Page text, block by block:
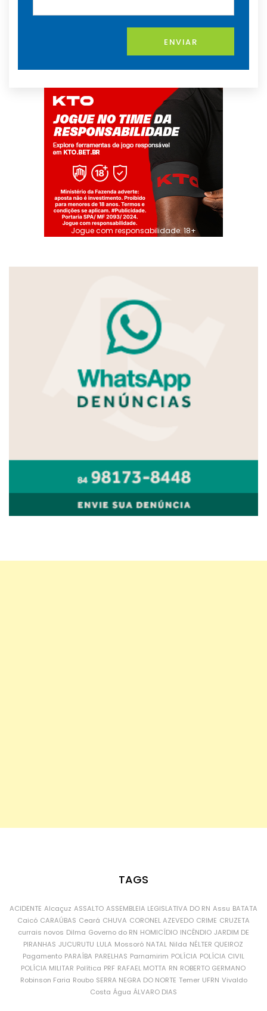
ENVIAR
Jogue com responsabilidade. 18+
TAGS
ACIDENTE Alcaçuz ASSALTO ASSEMBLEIA LEGISLATIVA DO RN Assu BATATA
Caicó CARAÚBAS Ceará CHUVA CORONEL AZEVEDO CRIME CRUZETA
currais novos Dilma Governo do RN HOMICÍDIO INCÊNDIO JARDIM DE
PIRANHAS JUCURUTU LULA Mossoró NATAL Nilda NÉLTER QUEIROZ
Pagamento PARAÍBA PARELHAS Parnamirim POLÍCIA POLÍCIA CIVIL
POLÍCIA MILITAR Política PRF RAFAEL MOTTA RN ROBERTO GERMANO
Robinson Faria Roubo SERRA NEGRA DO NORTE Temer UFRN Vivaldo
Costa Água ÁLVARO DIAS